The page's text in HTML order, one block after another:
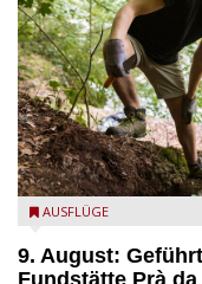
die archäologische
AUSFLÜGE
9. August:
Fundstätte Prà